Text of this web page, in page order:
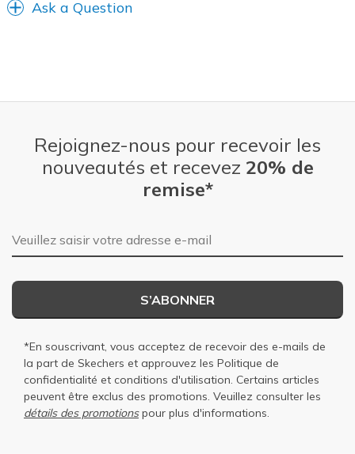
Width
Feels true to width
Ask a Question
Rejoignez-nous pour recevoir les
nouveautés et recevez 20% de
remise*
Adresse e-mail
S’ABONNER
*En souscrivant, vous acceptez de recevoir des e-mails de
la part de Skechers et approuvez les Politique de
confidentialité et conditions d'utilisation. Certains articles
peuvent être exclus des promotions. Veuillez consulter les
détails des promotionspour plus d'informations.